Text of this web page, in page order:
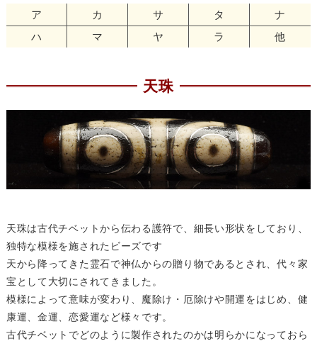
ア カ サ タ
ナ
ハ
マ ヤ ラ 他
天珠
天珠は古代チベットから伝わる護符で、細長い形状をしており、
独特な模様を施されたビーズです
天から降ってきた霊石で神仏からの贈り物であるとされ、代々家
宝として大切にされてきました。
模様によって意味が変わり、魔除け・厄除けや開運をはじめ、健
康運、金運、恋愛運など様々です。
古代チベットでどのように製作されたのかは明らかになっておら